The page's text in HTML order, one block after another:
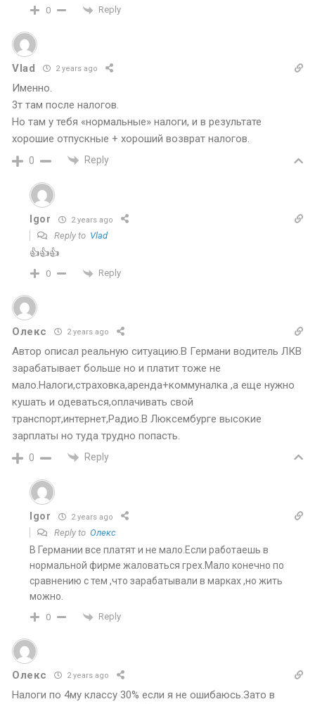
0 Reply
Vlad 2 years ago
Именно.
3т там после налогов.
Но там у тебя «нормальные» налоги, и в результате
хорошие отпускные + хороший возврат налогов.
0 Reply
Igor 2 years ago
Reply to Vlad
👍👍👍
0 Reply
Олекс 2 years ago
Автор описал реальную ситуацию.В Германи водитель ЛКВ
зарабатывает больше но и платит тоже не
мало.Налоги,страховка,аренда+коммуналка ,а еще нужно
кушать и одеваться,оплачивать свой
транспорт,интернет,Радио.В Люксембурге высокие
зарплаты но туда трудно попасть.
0 Reply
Igor 2 years ago
Reply to Олекс
В Германии все платят и не мало.Если работаешь в
нормальной фирме жаловаться грех.Мало конечно по
сравнению с тем ,что зарабатывали в марках ,но жить
можно.
0 Reply
Олекс 2 years ago
Налоги по 4му классу 30% если я не ошибаюсь.Зато в